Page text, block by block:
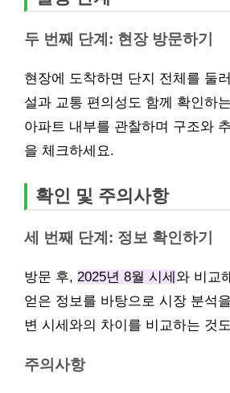
두 번째 단계: 현장 방문하기
현장에 도착하면 단지 전체를 둘
설과 교통 편의성도 함께 확인하
아파트 내부를 관찰하며 구조와
을 체크하세요.
확인 및 주의사항
세 번째 단계: 정보 확인하기
방문 후, 2025년 8월 시세 와 비교
얻은 정보를 바탕으로 시장 분석
변 시세와의 차이를 비교하는 것
주의사항